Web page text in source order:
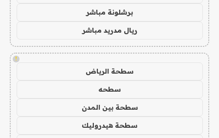
برشلونة مباشر
ريال مدريد مباشر
!
سطحة الرياض
سطحه
سطحة بين المدن
سطحة هيدروليك